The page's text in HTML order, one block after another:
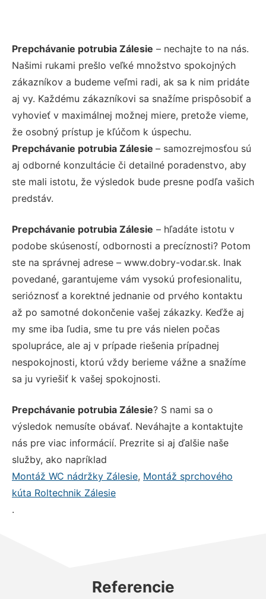
Prepchávanie potrubia Zálesie – nechajte to na nás.
Našimi rukami prešlo veľké množstvo spokojných
zákazníkov a budeme veľmi radi, ak sa k nim pridáte
aj vy. Každému zákazníkovi sa snažíme prispôsobiť a
vyhovieť v maximálnej možnej miere, pretože vieme,
že osobný prístup je kľúčom k úspechu.
Prepchávanie potrubia Zálesie – samozrejmosťou sú
aj odborné konzultácie či detailné poradenstvo, aby
ste mali istotu, že výsledok bude presne podľa vašich
predstáv.
Prepchávanie potrubia Zálesie – hľadáte istotu v
podobe skúseností, odbornosti a precíznosti? Potom
ste na správnej adrese – www.dobry-vodar.sk. Inak
povedané, garantujeme vám vysokú profesionalitu,
serióznosť a korektné jednanie od prvého kontaktu
až po samotné dokončenie vašej zákazky. Keďže aj
my sme iba ľudia, sme tu pre vás nielen počas
spolupráce, ale aj v prípade riešenia prípadnej
nespokojnosti, ktorú vždy berieme vážne a snažíme
sa ju vyriešiť k vašej spokojnosti.
Prepchávanie potrubia Zálesie? S nami sa o
výsledok nemusíte obávať. Neváhajte a kontaktujte
nás pre viac informácií. Prezrite si aj ďalšie naše
služby, ako napríklad
Montáž WC nádržky Zálesie, Montáž sprchového
kúta Roltechnik Zálesie
.
Referencie